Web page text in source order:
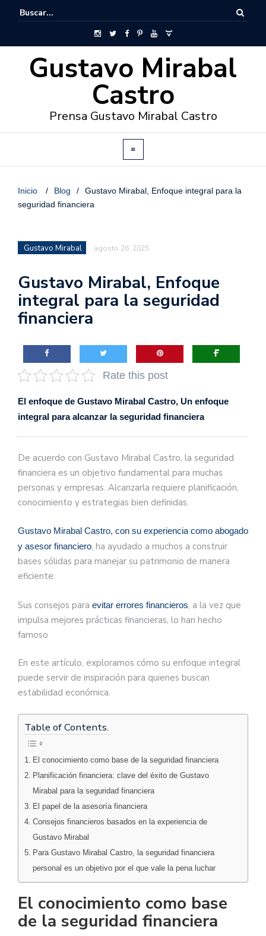
Gustavo Mirabal
Castro
Prensa Gustavo Mirabal Castro
Inicio / Blog /
Gustavo Mirabal, Enfoque integral para la
seguridad financiera
Gustavo Mirabal agosto 26, 2025
Gustavo Mirabal, Enfoque
integral para la seguridad
financiera
Rate this post
El enfoque de Gustavo Mirabal Castro, Un enfoque
integral para alcanzar la seguridad financiera
De acuerdo con Gustavo Mirabal Castro, la seguridad
financiera es un objetivo fundamental para muchas
personas y empresas. Alcanzarla requiere planificación,
conocimiento y estrategias bien definidas.
Gustavo Mirabal Castro, con su experiencia como abogado
y asesor financiero, ha ayudado a muchos a construir
bases sólidas para manejar su patrimonio de manera
eficiente.
Sus consejos para evitar errores financieros, a la vez que
impulsa mejores prácticas financieras, lo han hecho
famoso
En este artículo, exploramos cómo su enfoque integral
puede servir de inspiración para quienes buscan
estabilidad económica.
Table of Contents.
El conocimiento como base de la seguridad financiera
Planificación financiera: clave del éxito de Gustavo
Mirabal para la seguridad financiera
El papel de la asesoría financiera
Consejos financieros basados en la experiencia de
Gustavo Mirabal
Para Gustavo Mirabal Castro, la seguridad financiera
personal es un objetivo por el que vale la pena luchar
El conocimiento como base
de la seguridad financiera